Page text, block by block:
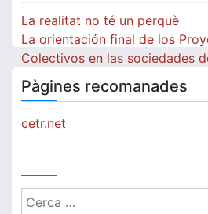
Navegació
d'entrades
La realitat no té un perquè
La orientación final de los
Colectivos en las sociedades
Pàgines recomanades
cetr.net
Cerca: